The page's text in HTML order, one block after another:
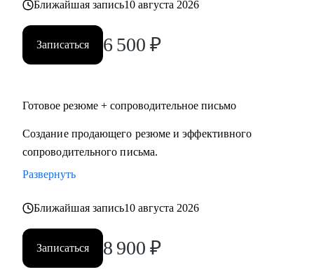
Ближайшая запись10 августа 2026
Записаться 6 500 ₽
Готовое резюме + сопроводительное письмо
Создание продающего резюме и эффективного
сопроводительного письма.
Развернуть
Ближайшая запись10 августа 2026
Записаться 8 900 ₽